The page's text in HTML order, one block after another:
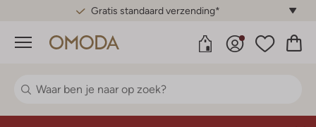
Gratis standaard verzending*
Menu